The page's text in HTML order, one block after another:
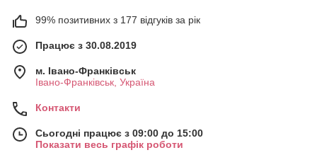
99% позитивних з 177 відгуків за рік
Працює з 30.08.2019
м. Івано-Франківськ
Івано-Франківськ, Україна
Контакти
Сьогодні працює з 09:00 до 15:00
Показати весь графік роботи